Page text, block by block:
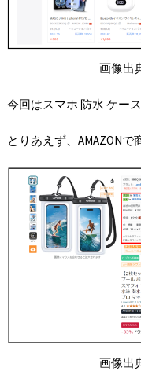
画像出
今回はスマホ 防水 ケー
とりあえず、AMAZONで
画像出